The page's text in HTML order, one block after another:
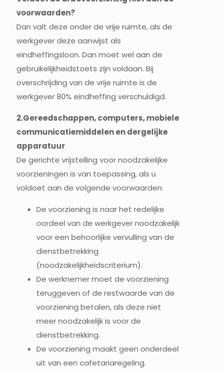
voorwaarden?
Dan valt deze onder de vrije ruimte, als de
werkgever deze aanwijst als
eindheffingsloon. Dan moet wel aan de
gebruikelijkheidstoets zijn voldaan. Bij
overschrijding van de vrije ruimte is de
werkgever 80% eindheffing verschuldigd.
2.Gereedschappen, computers, mobiele
communicatiemiddelen en dergelijke
apparatuur
De gerichte vrijstelling voor noodzakelijke
voorzieningen is van toepassing, als u
voldoet aan de volgende voorwaarden:
De voorziening is naar het redelijke
oordeel van de werkgever noodzakelijk
voor een behoorlijke vervulling van de
dienstbetrekking
(noodzakelijkheidscriterium).
De werknemer moet de voorziening
teruggeven of de restwaarde van de
voorziening betalen, als deze niet
meer noodzakelijk is voor de
dienstbetrekking.
De voorziening maakt geen onderdeel
uit van een cafetariaregeling.